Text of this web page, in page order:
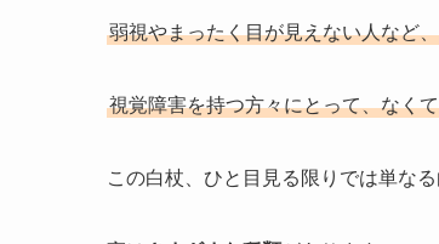
弱視やまったく目が見えない人など、
視覚障害を持つ方々にとって、なく
この白杖、ひと目見る限りでは単な